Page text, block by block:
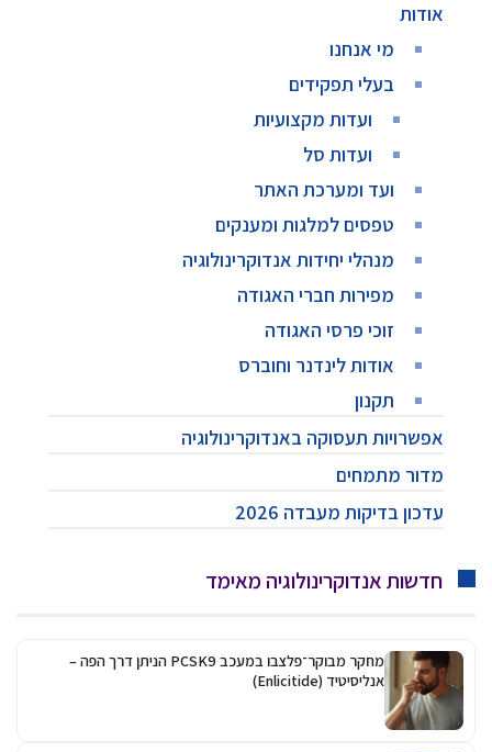
אודות
מי אנחנו
בעלי תפקידים
ועדות מקצועיות
ועדות סל
ועד ומערכת האתר
טפסים למלגות ומענקים
מנהלי יחידות אנדוקרינולוגיה
מפירות חברי האגודה
זוכי פרסי האגודה
אודות לינדנר וחוברס
תקנון
אפשרויות תעסוקה באנדוקרינולוגיה
מדור מתמחים
עדכון בדיקות מעבדה 2026
חדשות אנדוקרינולוגיה מאימד
מחקר מבוקר־פלצבו במעכב PCSK9 הניתן דרך הפה –
אנליסיטיד (Enlicitide)